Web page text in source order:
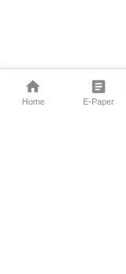
Home E-Paper